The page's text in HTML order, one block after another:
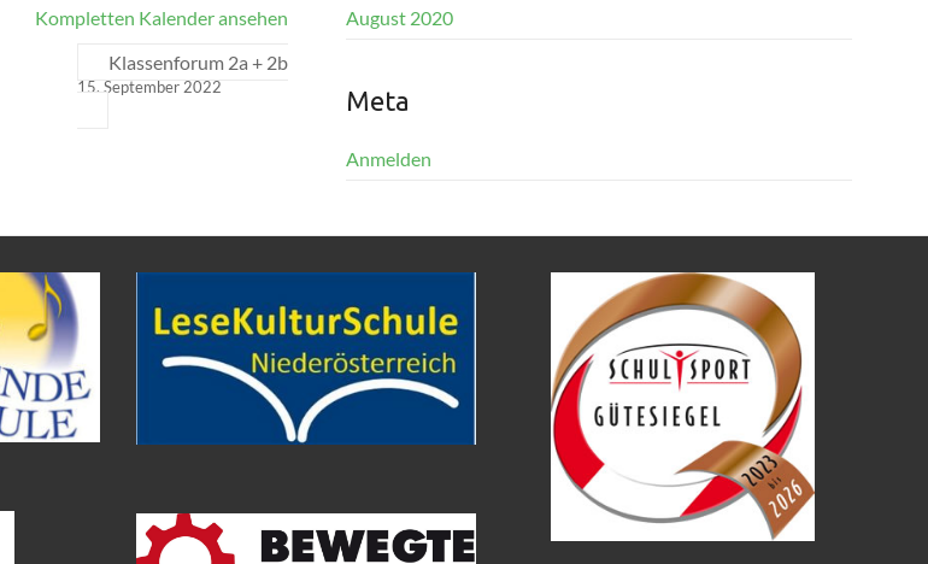
Kompletten Kalender ansehen
Klassenforum 2a + 2b
15. September 2022
August 2020
Meta
Anmelden